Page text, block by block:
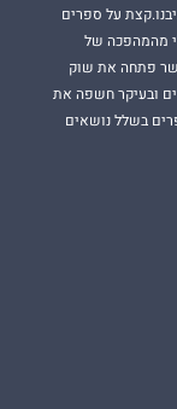
על ספרים
מהמהפכה של
פתחה את שוק
ובעיקר חשפה את
בשלל נושאים